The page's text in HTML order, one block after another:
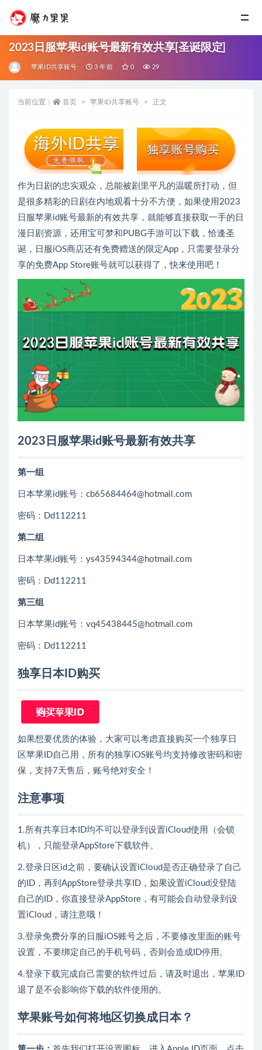
2023日服苹果id账号最新有效共享[圣诞限定]
苹果ID共享账号 3 年前 0 29
当前位置： 首页 苹果ID共享账号 正文
作为日剧的忠实观众，总能被剧里平凡的温暖所打动，但
是很多精彩的日剧在内地观看十分不方便，如果使用2023
日服苹果id账号最新的有效共享，就能够直接获取一手的日
漫日剧资源，还用宝可梦和PUBG手游可以下载，恰逢圣
诞，日服iOS商店还有免费赠送的限定App，只需要登录分
享的免费App Store账号就可以获得了，快来使用吧！
2023日服苹果id账号最新有效共享
第一组
日本苹果id账号：cb65684464@hotmail.com
密码：Dd112211
第二组
日本苹果id账号：ys43594344@hotmail.com
密码：Dd112211
第三组
日本苹果id账号：vq45438445@hotmail.com
密码：Dd112211
独享日本ID购买
如果想要优质的体验，大家可以考虑直接购买一个独享日
区苹果ID自己用，所有的独享iOS账号均支持修改密码和密
保，支持7天售后，账号绝对安全！
注意事项
1.所有共享日本ID均不可以登录到设置iCloud使用（会锁
机），只能登录AppStore下载软件。
2.登录日区id之前，要确认设置iCloud是否正确登录了自己
的ID，再到AppStore登录共享ID，如果设置iCloud没登陆
自己的ID，你直接登录AppStore，有可能会自动登录到设
置iCloud，请注意哦！
3.登录免费分享的日服iOS账号之后，不要修改里面的账号
设置，不要绑定自己的手机号码，否则会造成ID停用。
4.登录下载完成自己需要的软件过后，请及时退出，苹果ID
退了是不会影响你下载的软件使用的。
苹果账号如何将地区切换成日本？